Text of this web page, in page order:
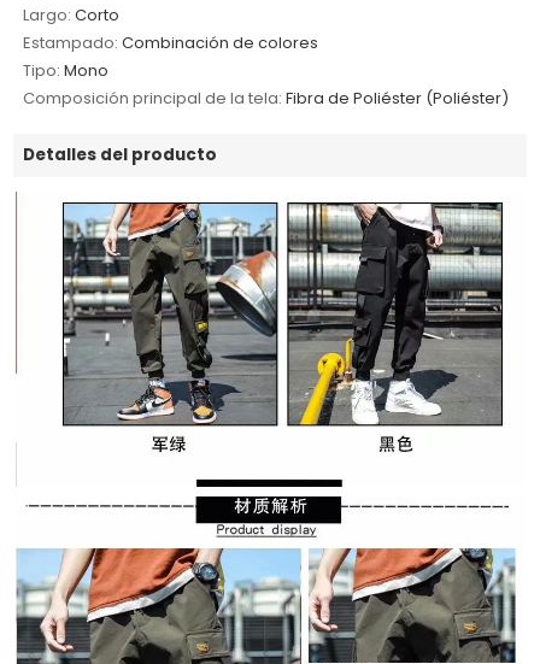
Largo: Corto
Estampado: Combinación de colores
Tipo: Mono
Composición principal de la tela: Fibra de Poliéster (Poliéster)
Detalles del producto